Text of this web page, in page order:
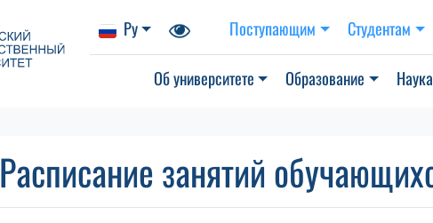
Ру Поступающим Студентам
Об университете Образование Наука
Расписание занятий